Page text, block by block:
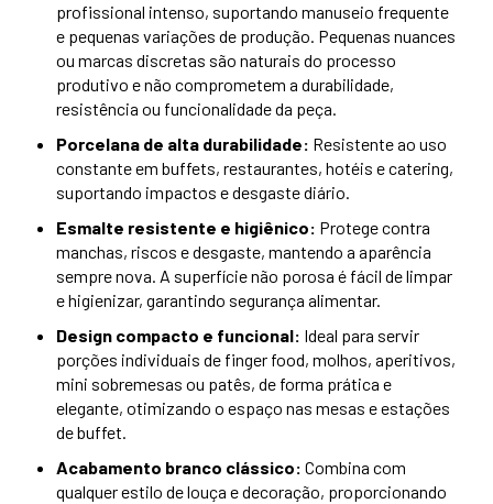
profissional intenso, suportando manuseio frequente
e pequenas variações de produção. Pequenas nuances
ou marcas discretas são naturais do processo
produtivo e não comprometem a durabilidade,
resistência ou funcionalidade da peça.
Porcelana de alta durabilidade: Resistente ao uso
constante em buffets, restaurantes, hotéis e catering,
suportando impactos e desgaste diário.
Esmalte resistente e higiênico: Protege contra
manchas, riscos e desgaste, mantendo a aparência
sempre nova. A superfície não porosa é fácil de limpar
e higienizar, garantindo segurança alimentar.
Design compacto e funcional: Ideal para servir
porções individuais de finger food, molhos, aperitivos,
mini sobremesas ou patês, de forma prática e
elegante, otimizando o espaço nas mesas e estações
de buffet.
Acabamento branco clássico: Combina com
qualquer estilo de louça e decoração, proporcionando